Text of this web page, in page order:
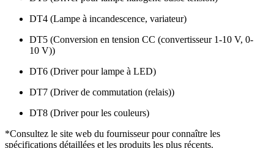
DT4 (Lampe à incandescence, variateur)
DT5 (Conversion en tension CC (convertisseur 1-10 V, 0-
10 V))
DT6 (Driver pour lampe à LED)
DT7 (Driver de commutation (relais))
DT8 (Driver pour les couleurs)
*Consultez le site web du fournisseur pour connaître les
spécifications détaillées et les produits les plus récents.